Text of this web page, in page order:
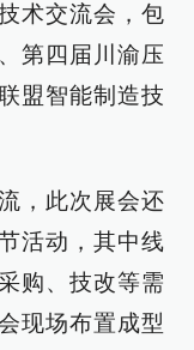
术交流会，包
第四届川渝压
盟智能制造技
，此次展会还
活动，其中线
购、技改等需
现场布置成型